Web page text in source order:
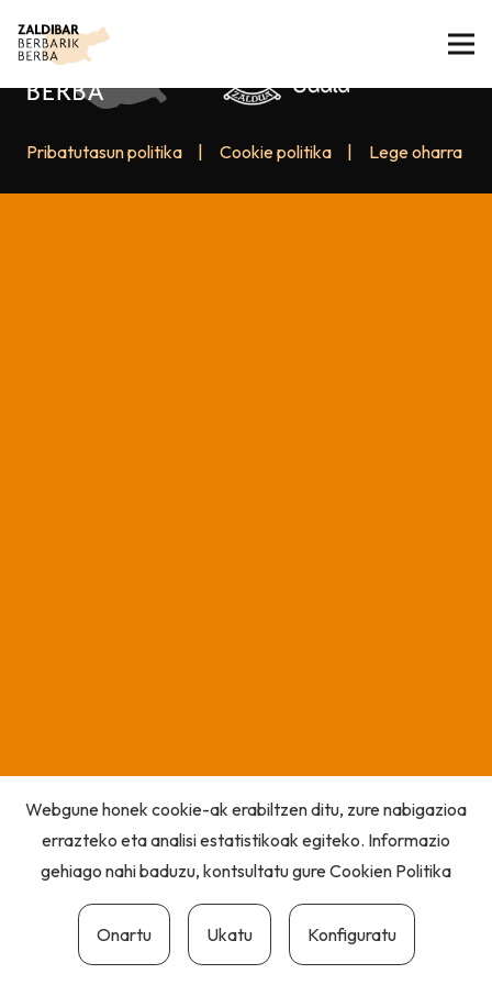
Pribatutasun politika Cookie politika Lege oharra
Webgune honek cookie-ak erabiltzen ditu, zure nabigazioa
errazteko eta analisi estatistikoak egiteko. Informazio
gehiago nahi baduzu, kontsultatu gureCookien Politika
Onartu Ukatu Konfiguratu